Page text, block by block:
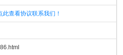
查看协议联系我们！